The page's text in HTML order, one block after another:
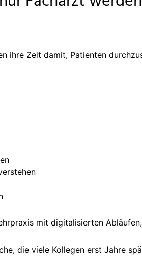
ihre Zeit damit, Patienten
mit digitalisierten
die viele Kollegen erst Jahre